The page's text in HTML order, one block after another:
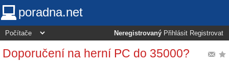
poradna.net
Neregistrovaný Přihlásit Registrovat
Doporučení na herní PC do 35000?